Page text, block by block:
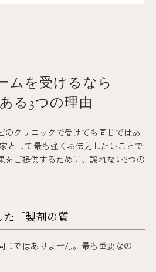
ムを受けるなら
る3つの理由
のクリニックで受けても同じではあ
として最も強くお伝えしたいことで
をご提供するために、譲れない3つの
「製剤の質」
じではありません。最も重要なの